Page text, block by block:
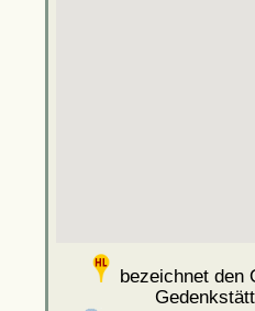
bezeichnet den